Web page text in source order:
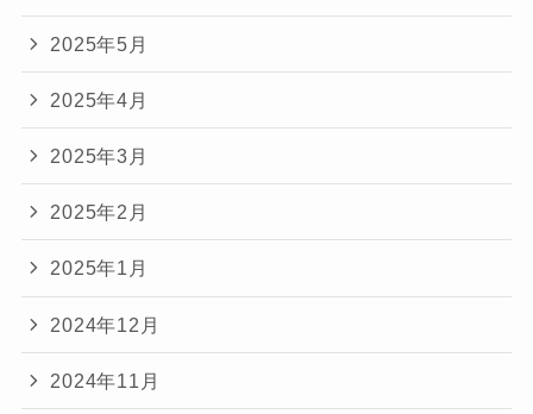
2025年5月
2025年4月
2025年3月
2025年2月
2025年1月
2024年12月
2024年11月